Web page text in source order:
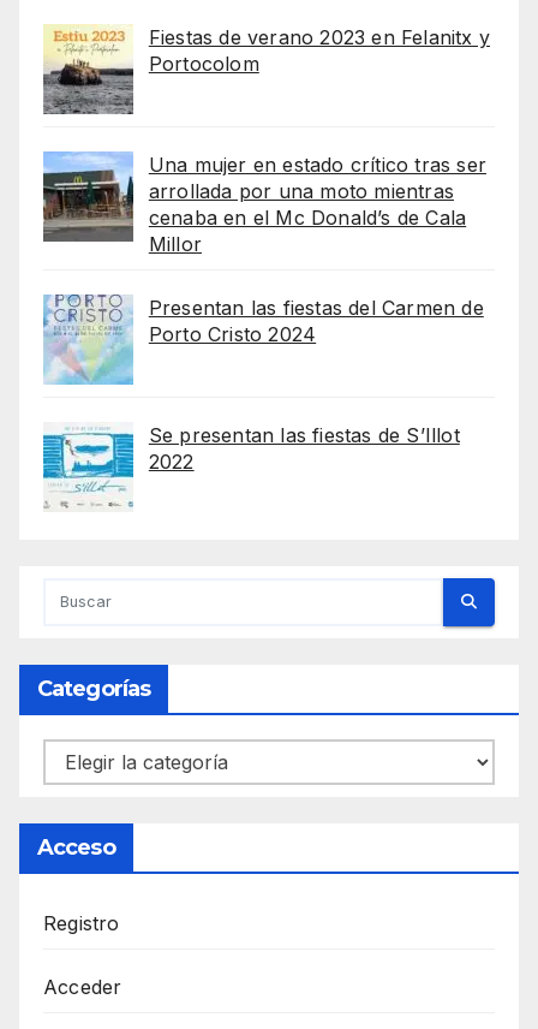
Fiestas de verano 2023 en Felanitx y
Portocolom
Una mujer en estado crítico tras ser
arrollada por una moto mientras
cenaba en el Mc Donald’s de Cala
Millor
Presentan las fiestas del Carmen de
Porto Cristo 2024
Se presentan las fiestas de S’Illot
2022
Categorías
Categorías
Acceso
Registro
Acceder